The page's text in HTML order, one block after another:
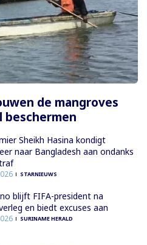
de mangroves
beschermen
Sheikh Hasina kondigt
naar Bangladesh aan ondanks
STARNIEUWS
blijft FIFA-president na
en biedt excuses aan
SURINAME HERALD